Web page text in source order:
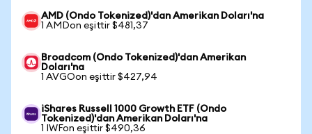
AMD (Ondo Tokenized)'dan Amerikan Doları'na
1 AMDon eşittir $481,37
Broadcom (Ondo Tokenized)'dan Amerikan
Doları'na
1 AVGOon eşittir $427,94
iShares Russell 1000 Growth ETF (Ondo
Tokenized)'dan Amerikan Doları'na
1 IWFon eşittir $490,36